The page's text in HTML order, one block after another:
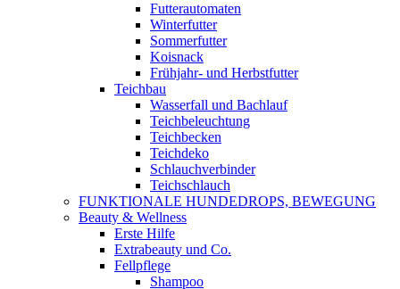
Futterautomaten
Winterfutter
Sommerfutter
Koisnack
Frühjahr- und Herbstfutter
Teichbau
Wasserfall und Bachlauf
Teichbeleuchtung
Teichbecken
Teichdeko
Schlauchverbinder
Teichschlauch
FUNKTIONALE HUNDEDROPS, BEWEGUNG
Beauty & Wellness
Erste Hilfe
Extrabeauty und Co.
Fellpflege
Shampoo